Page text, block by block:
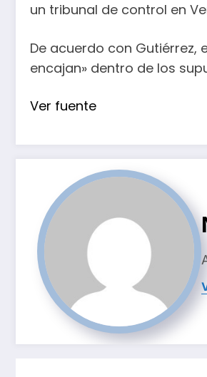
un tribunal de control en
De acuerdo con Gutiérrez,
encajan» dentro de los
Ver fuente